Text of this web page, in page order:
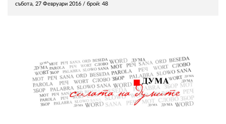
събота, 27 Февруари 2016 / брой: 48